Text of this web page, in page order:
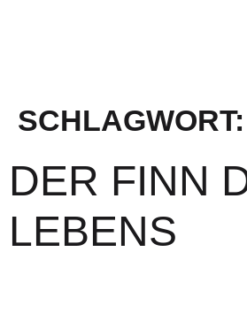
SCHLAGWORT:
DER FINN
LEBENS